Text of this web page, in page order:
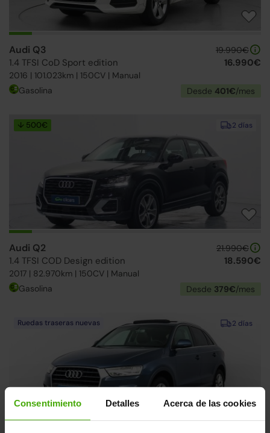
Consentimiento Detalles Acerca de las cookies
Audi Q3
1.4 TFSI CoD Sport edition
2016 | 101.023km | 150CV | Manual
19.990€
16.990€
Gasolina Desde 401€/mes
2 días
↓ 500€
Audi Q2
1.4 TFSI COD Design edition
2017 | 82.970km | 150CV | Manual
21.990€
18.590€
Gasolina Desde 379€/mes
2 días
Ruedas traseras nuevas